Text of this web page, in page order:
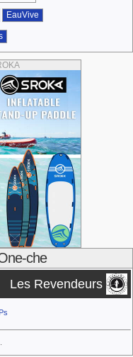
EauVive
che
Les Revendeurs